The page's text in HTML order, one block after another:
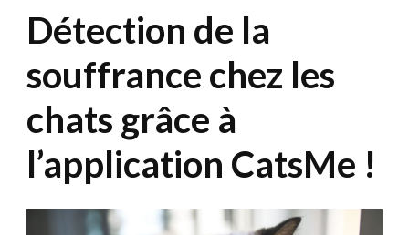
Détection de la
souffrance chez les
chats grâce à
l’application CatsMe !